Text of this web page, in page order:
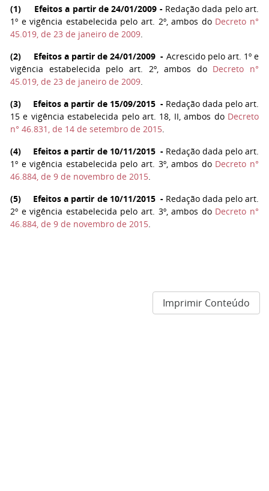
(1) Efeitos a partir de 24/01/2009 -Redação dada pelo art.
1º e vigência estabelecida pelo art. 2º, ambos do Decreto n°
45.019, de 23 de janeiro de 2009.
(2) Efeitos a partir de 24/01/2009 - Acrescido pelo art. 1º e
vigência estabelecida pelo art. 2º, ambos do Decreto n°
45.019, de 23 de janeiro de 2009.
(3) Efeitos a partir de 15/09/2015 -Redação dada pelo art.
15 e vigência estabelecida pelo art. 18, II, ambos do Decreto
n° 46.831, de 14 de setembro de 2015.
(4) Efeitos a partir de 10/11/2015 -Redação dada pelo art.
1º e vigência estabelecida pelo art. 3º, ambos do Decreto n°
46.884, de 9 de novembro de 2015.
(5) Efeitos a partir de 10/11/2015 -Redação dada pelo art.
2º e vigência estabelecida pelo art. 3º, ambos do Decreto n°
46.884, de 9 de novembro de 2015.
Imprimir Conteúdo